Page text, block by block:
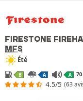
FIRESTONE
MFS
Été
B A A
4.5/5 (63